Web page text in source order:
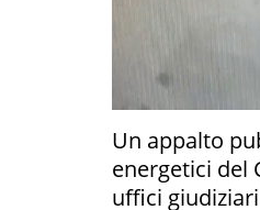
Un appalto
energetici del
uffici